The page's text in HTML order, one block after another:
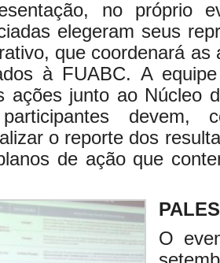
no próprio
elegeram seus
que coordenará as
à FUABC. A
ações junto ao Núcleo
devem,
o reporte dos
de ação que
O